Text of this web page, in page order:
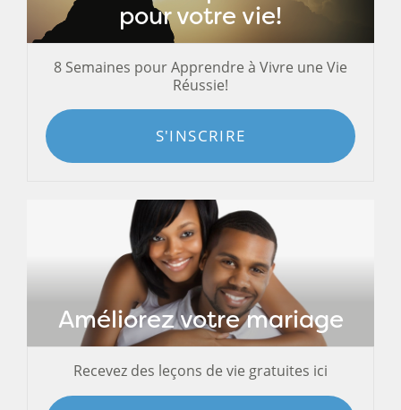
pour votre vie!
8 Semaines pour Apprendre à Vivre une Vie
Réussie!
S'INSCRIRE
Améliorez votre mariage
Recevez des leçons de vie gratuites ici